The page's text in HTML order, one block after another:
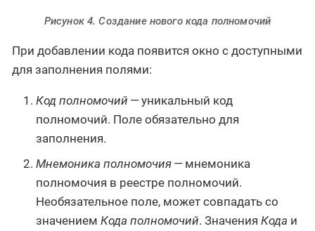
Рисунок 4. Создание нового кода полномочий
При добавлении кода появится окно с доступными
для заполнения полями:
Код полномочий — уникальный код
полномочий. Поле обязательно для
заполнения.
Мнемоника полномочия — мнемоника
полномочия в реестре полномочий.
Необязательное поле, может совпадать со
значением Кода полномочий. Значения Кода и